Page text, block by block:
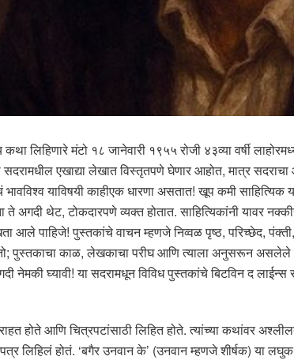
लिहिणारे मंटो १८ जानेवारी १९५५ रोजी ४३व्या वर्षी
एखाद्या लेखात विस्तृतपणे घेणार आहोत, मात्र
याविषयी काहीएक धारणा असतात! खूप कमी साहित्यिक
ते अगदी थेट, टोकदारपणे व्यक्त होतात. साहित्यिकांनी यावर
आले पाहिजे! पुस्तकांचे वाचन म्हणजे निव्वळ पृष्ठ, परिच्छेद,
पुस्तकाचा काळ, लेखकाचा परीघ आणि त्याला अनुसरून
घ्यावी! या सदरामधून विविध पुस्तकांचे बिटविन द लाईन्स
होते आणि चित्रपटांसाठी लिहित होते. त्यांच्या कथांवर
लिहिलं होतं. ‘बगैर उनवान के’ (उनवान म्हणजे शीर्षक) या